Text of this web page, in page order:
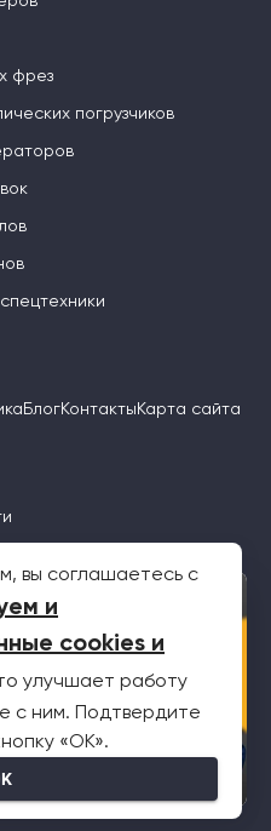
фрез
погрузчиков
БлогКонтакты Карта сайта
на сайте не является
вы соглашаетесь с
и
cookies и
улучшает работу
с ним. Подтвердите
«OK».